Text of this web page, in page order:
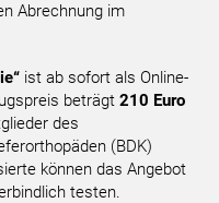
Abrechnung im
ist ab sofort als Online-
beträgt210 Euro
des
(BDK)
können das Angebot
testen.